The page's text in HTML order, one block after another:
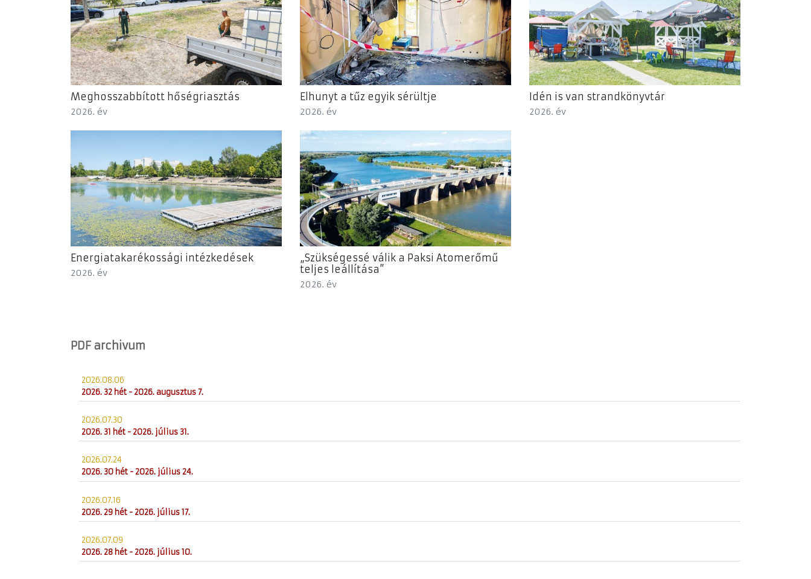
Meghosszabbított hőségriasztás
2026. év
Elhunyt a tűz egyik sérültje
2026. év
Idén is van strandkönyvtár
2026. év
Energiatakarékossági intézkedések
2026. év
„Szükségessé válik a Paksi Atomerőmű
teljes leállítása”
2026. év
PDF archivum
2026.08.06
2026. 32 hét - 2026. augusztus 7.
2026.07.30
2026. 31 hét - 2026. július 31.
2026.07.24
2026. 30 hét - 2026. július 24.
2026.07.16
2026. 29 hét - 2026. július 17.
2026.07.09
2026. 28 hét - 2026. július 10.